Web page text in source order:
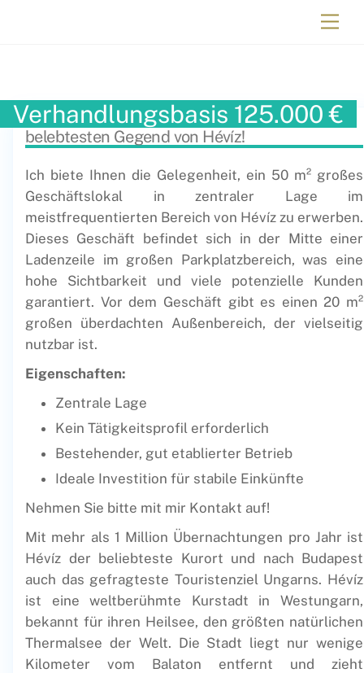
Verhandlungsbasis 125.000€
Zum Verkauf steht ein Geschäftslokal in der
belebtesten Gegend von Hévíz!
Ich biete Ihnen die Gelegenheit, ein 50 m² großes
Geschäftslokal in zentraler Lage im
meistfrequentierten Bereich von Hévíz zu erwerben.
Dieses Geschäft befindet sich in der Mitte einer
Ladenzeile im großen Parkplatzbereich, was eine
hohe Sichtbarkeit und viele potenzielle Kunden
garantiert. Vor dem Geschäft gibt es einen 20 m²
großen überdachten Außenbereich, der vielseitig
nutzbar ist.
Eigenschaften:
Zentrale Lage
Kein Tätigkeitsprofil erforderlich
Bestehender, gut etablierter Betrieb
Ideale Investition für stabile Einkünfte
Nehmen Sie bitte mit mir Kontakt auf!
Mit mehr als 1 Million Übernachtungen pro Jahr ist
Hévíz der beliebteste Kurort und nach Budapest
auch das gefragteste Touristenziel Ungarns. Hévíz
ist eine weltberühmte Kurstadt in Westungarn,
bekannt für ihren Heilsee, den größten natürlichen
Thermalsee der Welt. Die Stadt liegt nur wenige
Kilometer vom Balaton entfernt und zieht